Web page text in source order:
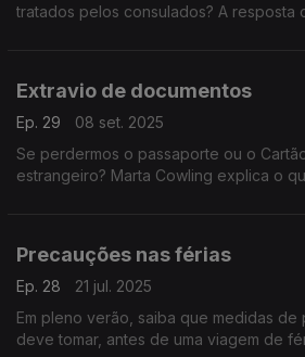
tratados pelos consulados? A resposta
Extravio de documentos
Ep. 29
08 set. 2025
Se perdermos o passaporte ou o
estrangeiro? Marta Cowling explica o
Precauções nas férias
Ep. 28
21 jul. 2025
Em pleno verão, saiba que medidas
deve tomar, antes de uma viagem de